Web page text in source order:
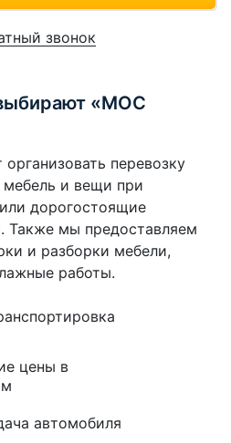
звонок
«МОС
перевозку
мебель и вещи при
дорогостоящие
Также мы предоставляем
и разборки мебели,
работы.
цены в
автомобиля